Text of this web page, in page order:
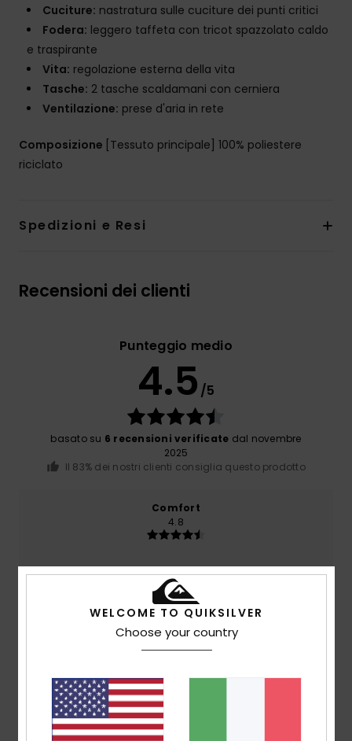
Cuciture: nastratura sulle cuciture dei punti critici
Fodera: leggero taffeta con tricot spazzolato caldo
e traspirante
Vita: regolazione esterna della vita
Tasche: 2 tasche scaldamani con cerniera
Ventilazione: prese d'aria in rete
Composizione [Tessuto principale] 100% poliestere
riciclato
Spedizioni e Resi
Recensioni dei clienti
Punteggio medio
4.5 /5
basato su 6 recensioni verificate dal novembre
2025
Il 83% dei nostri clienti consiglia questo prodotto
Comfort
4.8
Rapporto qualità-prezzo
4.8
Taglia
Materiale
Colore
WELCOME TO QUIKSILVER
Choose your country